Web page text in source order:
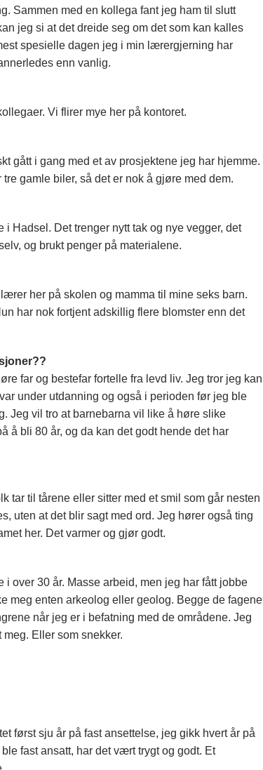
Sammen med en kollega fant jeg ham til slutt
jeg si at det dreide seg om det som kan kalles
spesielle dagen jeg i min lærergjerning har
enn vanlig.
Vi flirer mye her på kontoret.
gått i gang med et av prosjektene jeg har hjemme.
gamle biler, så det er nok å gjøre med dem.
Hadsel. Det trenger nytt tak og nye vegger, det
og brukt penger på materialene.
her på skolen og mamma til mine seks barn.
har nok fortjent adskillig flere blomster enn det
far og bestefar fortelle fra levd liv. Jeg tror jeg kan
under utdanning og også i perioden før jeg ble
Jeg vil tro at barnebarna vil like å høre slike
å bli 80 år, og da kan det godt hende det har
tar til tårene eller sitter med et smil som går nesten
uten at det blir sagt med ord. Jeg hører også ting
her. Det varmer og gjør godt.
over 30 år. Masse arbeid, men jeg har fått jobbe
meg enten arkeolog eller geolog. Begge de fagene
når jeg er i befatning med de områdene. Jeg
Eller som snekker.
først sju år på fast ansettelse, jeg gikk hvert år på
fast ansatt, har det vært trygt og godt. Et